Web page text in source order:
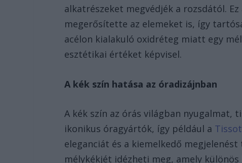
alkatrészeket megvédjék a rozsdától.
megerősítette az elemeket is, így
acélon kialakuló oxidréteg miatt egy
esztétikai értéket képvisel.
A kék szín hatása az óradizájnban
A kék szín az órás világban nyugalmat,
ikonikus óragyártók, így például a Tissot
eleganciát és a kiemelkedő
mélykékjét idézheti meg, amely